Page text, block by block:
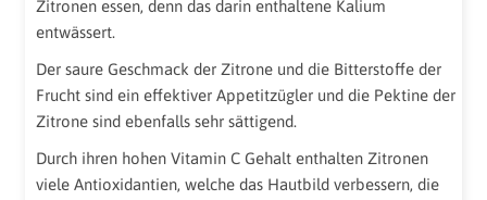
Zitronen essen, denn das darin enthaltene Kalium
entwässert.
Der saure Geschmack der Zitrone und die Bitterstoffe der
Frucht sind ein effektiver Appetitzügler und die Pektine der
Zitrone sind ebenfalls sehr sättigend.
Durch ihren hohen Vitamin C Gehalt enthalten Zitronen
viele Antioxidantien, welche das Hautbild verbessern, die